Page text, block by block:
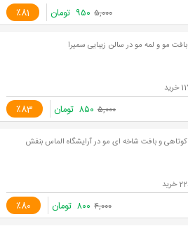
٪81 ۵,۰۰۰ ۹۵۰ تومان
بافت مو و لمه مو در سالن زیبایی سمیرا
٪83 ۵,۰۰۰ ۸۵۰ تومان
کوتاهی و بافت شاخه ای مو در آرایشگاه الماس بنفش
٪80 ۴,۰۰۰ ۸۰۰ تومان